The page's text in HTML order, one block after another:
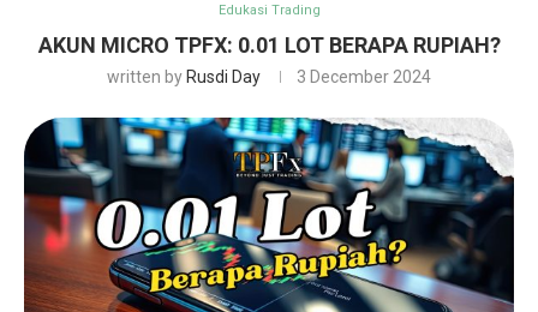
Edukasi Trading
AKUN MICRO TPFX: 0.01 LOT BERAPA RUPIAH?
written by Rusdi Day 3 December 2024